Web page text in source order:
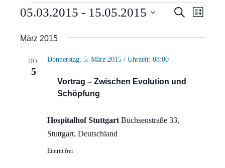
Veranstaltungen SucheListe
05.03.2015 - 15.05.2015
wählen.
März 2015
DO.
5
Vortrag – Zwischen Evolution und
Schöpfung
Donnerstag, 5. März 2015 / Uhrzeit: 08:00
Hospitalhof Stuttgart Büchsenstraße 33,
Stuttgart, Deutschland
Eintritt frei